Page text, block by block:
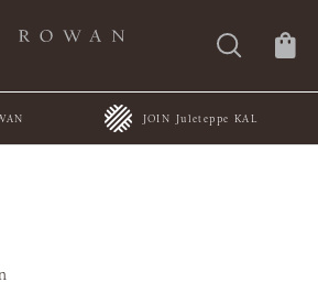
JOIN Juleteppe KAL